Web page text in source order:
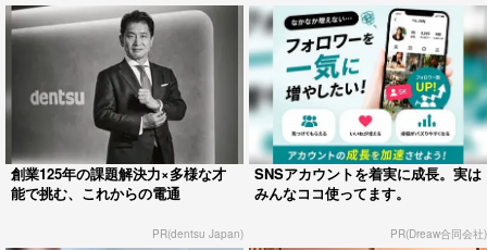
創業125年の課題解決力×多様な才
能で挑む、これからの電通
PR(dentsu Japan)
SNSアカウントを着実に成長。実は
みんなココ使ってます。
PR(Dreaw合同会社)